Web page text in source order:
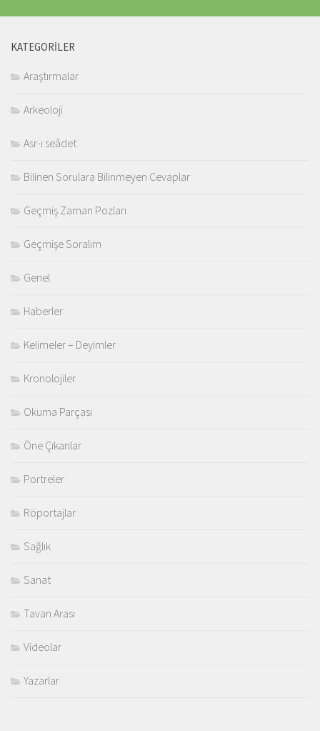
KATEGORILER
Araştırmalar
Arkeoloji
Asr-ı seâdet
Bilinen Sorulara Bilinmeyen Cevaplar
Geçmiş Zaman Pozları
Geçmişe Soralım
Genel
Haberler
Kelimeler – Deyimler
Kronolojiler
Okuma Parçası
Öne Çıkanlar
Portreler
Röportajlar
Sağlık
Sanat
Tavan Arası
Videolar
Yazarlar